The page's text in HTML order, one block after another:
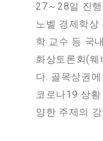
27～28일 진
노벨 경제학상
학 교수 등 국
화상토론회(웨
다. 골목상권
코로나19 상
양한 주제의